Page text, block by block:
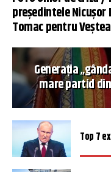
președintele
Tomac pentru
Generația
mare partid
Top 7